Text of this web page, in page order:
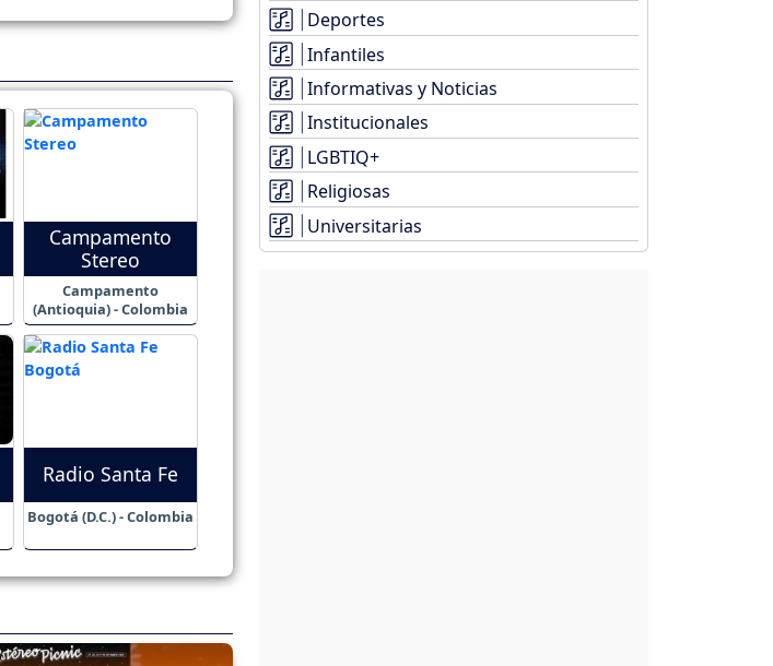
Campamento
Stereo
Campamento
(Antioquia) - Colombia
Radio Santa Fe
Bogotá (D.C.) - Colombia
Deportes
Infantiles
Informativas y Noticias
Institucionales
LGBTIQ+
Religiosas
Universitarias